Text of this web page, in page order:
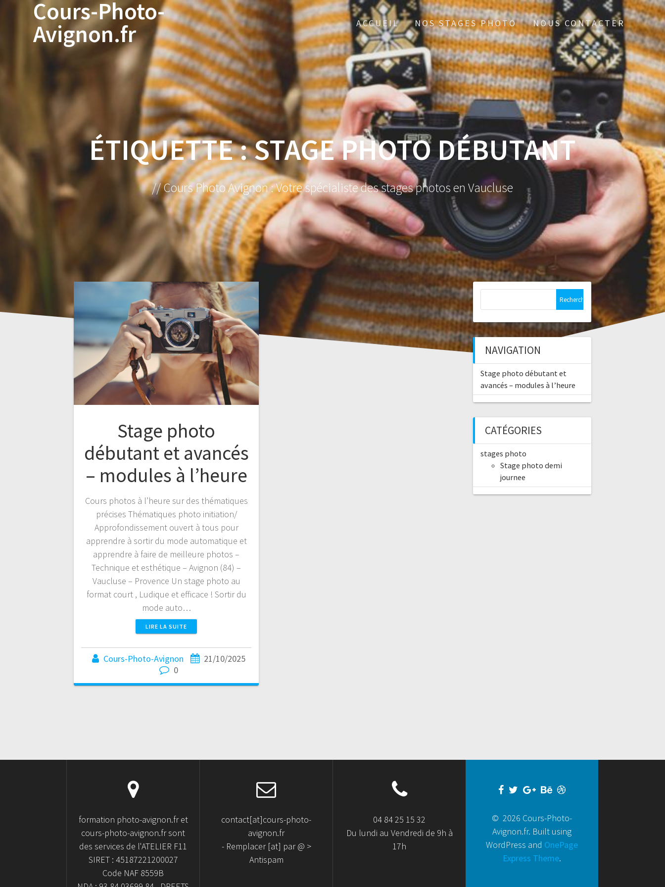
Cours-Photo-
Avignon.fr ACCUEIL NOS STAGES PHOTO NOUS CONTACTER
ÉTIQUETTE :STAGE PHOTO DÉBUTANT
// Cours Photo Avignon : Votre spécialiste des stages photos en Vaucluse
Stage photo
débutant et avancés
– modules à l’heure
Cours photos à l’heure sur des thématiques
précises Thématiques photo initiation/
Approfondissement ouvert à tous pour
apprendre à sortir du mode automatique et
apprendre à faire de meilleure photos –
Technique et esthétique – Avignon (84) –
Vaucluse – Provence Un stage photo au
format court , Ludique et efficace ! Sortir du
mode auto…
LIRE LA SUITE
Cours-Photo-Avignon
21/10/2025
0
NAVIGATION
Stage photo débutant et
avancés – modules à l’heure
CATÉGORIES
stages photo
Stage photo demi
journee
formation photo-avignon.fr et
cours-photo-avignon.fr sont
des services de l'ATELIER F11
SIRET : 45187221200027
Code NAF 8559B
contact[at]cours-photo-
avignon.fr
- Remplacer [at] par @ >
Antispam
04 84 25 15 32
Du lundi au Vendredi de 9h à
17h
© 2026 Cours-Photo-
Avignon.fr. Built using
WordPress and OnePage
Express Theme.